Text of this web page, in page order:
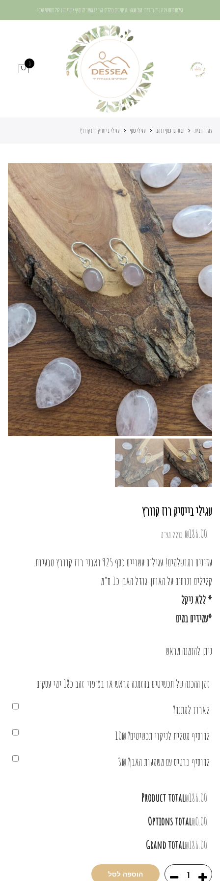
משלוח חינם עד הבית בהזמנה מעל 400₪ | המחירים כוללים מע"מ | אפשר להוסיף ציפוי זהב לכל תכשיטי הכסף
0
עמוד הבית תכשיטי כסף וזהב עגילי כסף עגילי בייסיק רוז קוורץ
עגילי בייסיק רוז קוורץ
₪186.00 כולל מע"מ
עדינים ומושלמים! עגילים עשויים כסף 925 ואבני רוז קוורץ טבעיות.
קלילים ונוחים על האוזן. גודל האבן כ1 ס”מ
* ללא ניקל
*עמידים במים
ניתן להזמנה מראש
זמן ההכנה של תכשיטים בהזמנה מראש או בציפוי זהב כ18 ימי עסקים
לארוז למתנה?
להוסיף מטלית לניקוי תכשיטים? 10₪
להוסיף כרטיס עם משמעות האבן? 3₪
Product total₪186.00
Options total₪0.00
Grand total₪186.00
הוספה לסל